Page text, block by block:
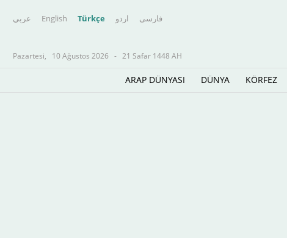
عربي English Türkçe اردو فارسى
Pazartesi, 10 Ağustos 2026 - 21 Safar 1448 AH
ARAP DÜNYASI DÜNYA KÖRFEZ